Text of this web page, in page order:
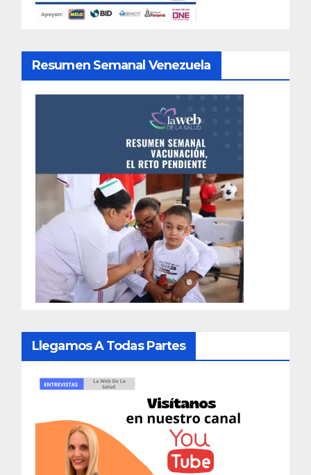
Resumen Semanal Venezuela
Llegamos A Todas Partes